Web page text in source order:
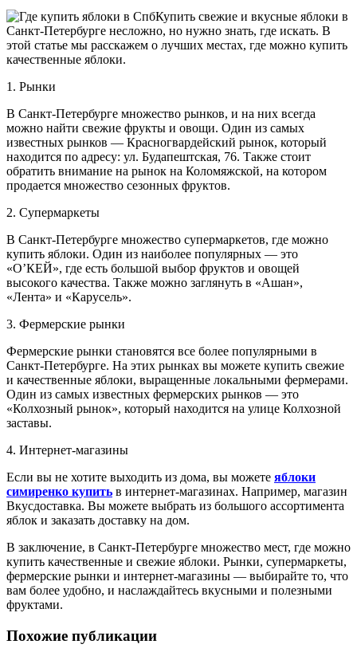
Купить свежие и вкусные яблоки в
Санкт-Петербурге несложно, но нужно знать, где искать. В
этой статье мы расскажем о лучших местах, где можно купить
качественные яблоки.
1. Рынки
В Санкт-Петербурге множество рынков, и на них всегда
можно найти свежие фрукты и овощи. Один из самых
известных рынков — Красногвардейский рынок, который
находится по адресу: ул. Будапештская, 76. Также стоит
обратить внимание на рынок на Коломяжской, на котором
продается множество сезонных фруктов.
2. Супермаркеты
В Санкт-Петербурге множество супермаркетов, где можно
купить яблоки. Один из наиболее популярных — это
«О’КЕЙ», где есть большой выбор фруктов и овощей
высокого качества. Также можно заглянуть в «Ашан»,
«Лента» и «Карусель».
3. Фермерские рынки
Фермерские рынки становятся все более популярными в
Санкт-Петербурге. На этих рынках вы можете купить свежие
и качественные яблоки, выращенные локальными фермерами.
Один из самых известных фермерских рынков — это
«Колхозный рынок», который находится на улице Колхозной
заставы.
4. Интернет-магазины
Если вы не хотите выходить из дома, вы можете яблоки
симиренко купить в интернет-магазинах. Например, магазин
Вкусдоставка. Вы можете выбрать из большого ассортимента
яблок и заказать доставку на дом.
В заключение, в Санкт-Петербурге множество мест, где можно
купить качественные и свежие яблоки. Рынки, супермаркеты,
фермерские рынки и интернет-магазины — выбирайте то, что
вам более удобно, и наслаждайтесь вкусными и полезными
фруктами.
Похожие публикации